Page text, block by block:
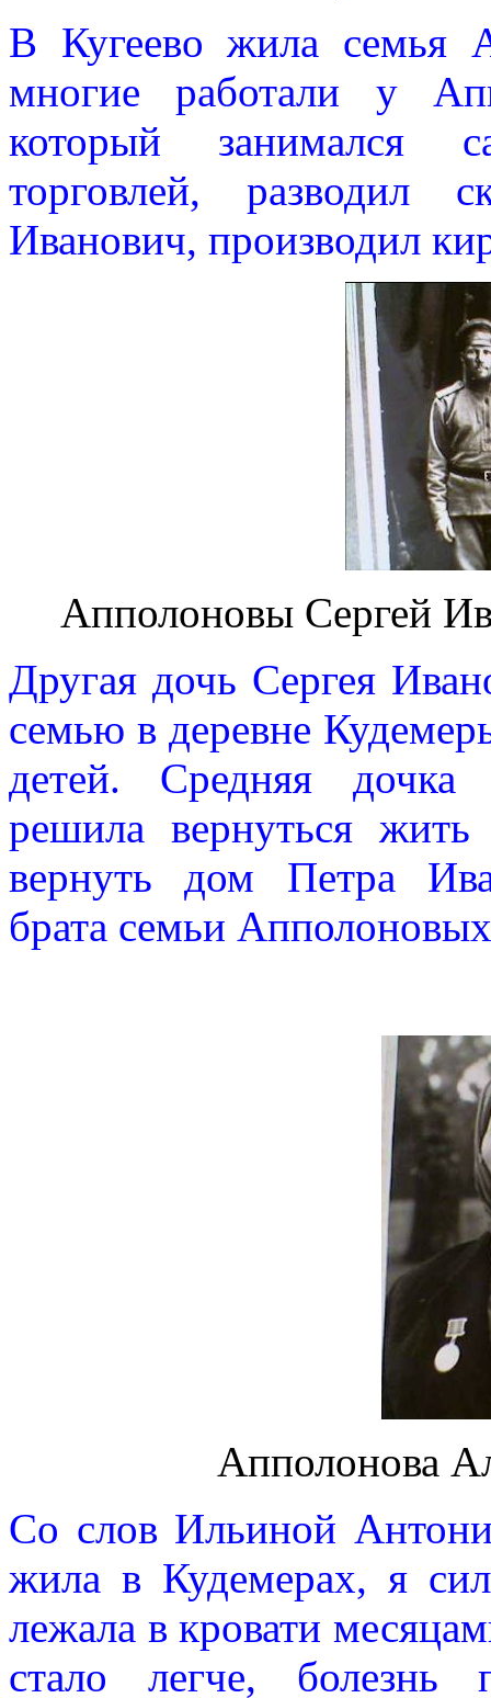
В Кугеево жила семья
многие работали у
который занимался
торговлей, разводил
Иванович, производил
Апполоновы Сергей
Другая дочь Сергея
семью в деревне
детей. Средняя
решила вернуться
вернуть дом Петра
брата семьи
Апполонова
Со слов Ильиной
жила в Кудемерах, я
лежала в кровати
стало легче, болезнь